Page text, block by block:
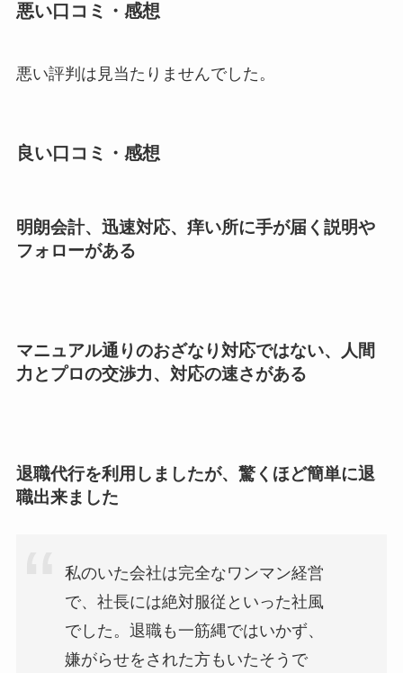
悪い口コミ・感想
悪い評判は見当たりませんでした。
良い口コミ・感想
明朗会計、迅速対応、痒い所に手が届く説明や
フォローがある
マニュアル通りのおざなり対応ではない、人間
力とプロの交渉力、対応の速さがある
退職代行を利用しましたが、驚くほど簡単に退
職出来ました
私のいた会社は完全なワンマン経営
で、社長には絶対服従といった社風
でした。退職も一筋縄ではいかず、
嫌がらせをされた方もいたそうで